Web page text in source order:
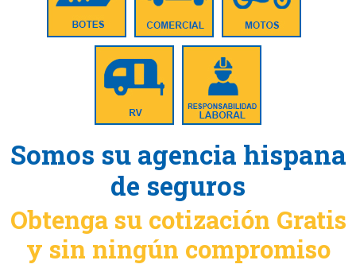
Somos su agencia hispana
de seguros
Obtenga su cotización Gratis
y sin ningún compromiso